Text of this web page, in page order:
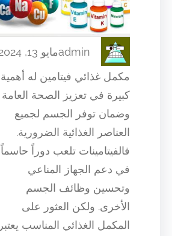
adminمايو 13, 2024
مكمل غذائي فيتامين له أهمية
كبيرة في تعزيز الصحة العامة
وضمان توفر الجسم لجميع
العناصر الغذائية الضرورية.
فالفيتامينات تلعب دوراً حاسماً
في دعم الجهاز المناعي
وتحسين وظائف الجسم
الأخرى. ولكن العثور على
المكمل الغذائي المناسب يعتبر